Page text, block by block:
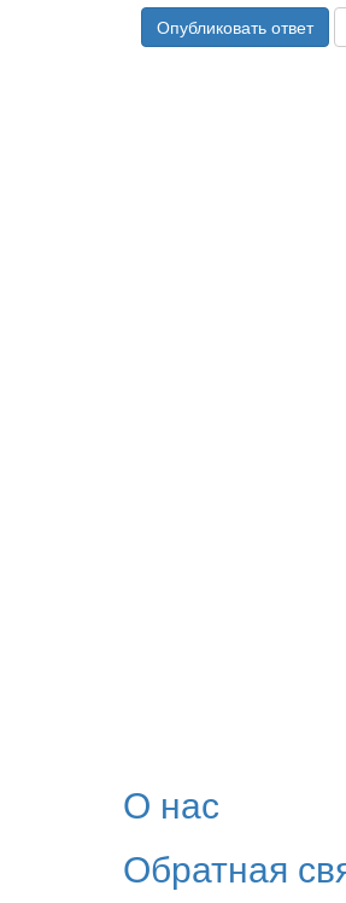
Опубликовать ответ
О нас
Обратная